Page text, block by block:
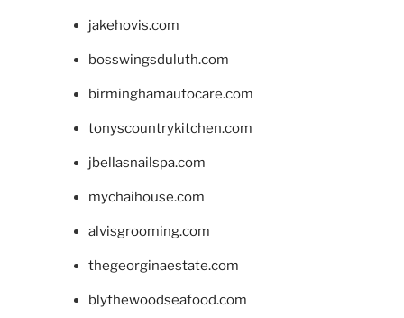
jakehovis.com
bosswingsduluth.com
birminghamautocare.com
tonyscountrykitchen.com
jbellasnailspa.com
mychaihouse.com
alvisgrooming.com
thegeorginaestate.com
blythewoodseafood.com